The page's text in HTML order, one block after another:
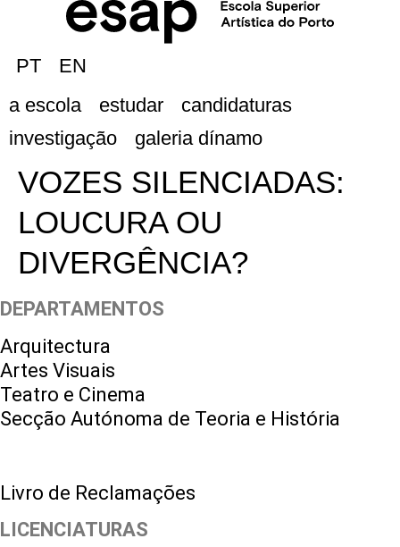
PT
EN
a escola
estudar
candidaturas
investigação
galeria dínamo
VOZES SILENCIADAS:
LOUCURA OU
DIVERGÊNCIA?
DEPARTAMENTOS
Arquitectura
Artes Visuais
Teatro e Cinema
Secção Autónoma de Teoria e História
Livro de Reclamações
LICENCIATURAS